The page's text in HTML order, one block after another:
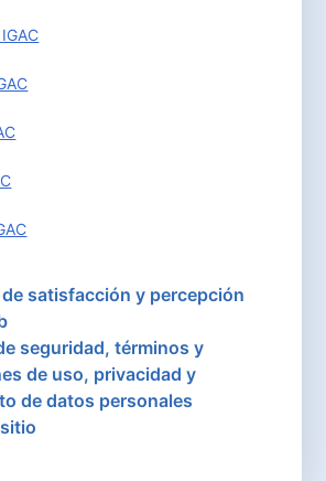
satisfacción y percepción
seguridad, términos y
de uso, privacidad y
de datos personales